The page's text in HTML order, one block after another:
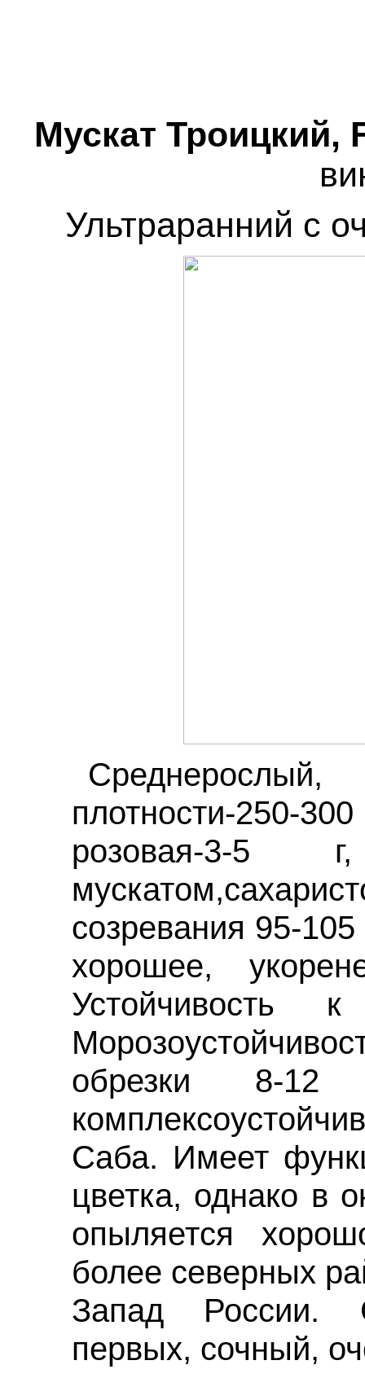
Мускат Троицкий,
Ультраранний с
плотности-250-
розовая-3-5
созревания 95-
хорошее,
Устойчивость
обрезки 8-12
Саба. Имеет
цветка, однако в
опыляется
более северных
Запад России.
первых, сочный,